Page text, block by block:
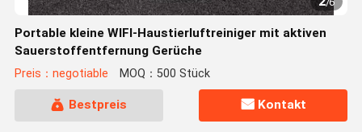
Portable kleine WIFI-Haustierluftreiniger mit aktiven
Sauerstoffentfernung Gerüche
Preis：negotiable MOQ：500 Stück
Bestpreis Kontakt